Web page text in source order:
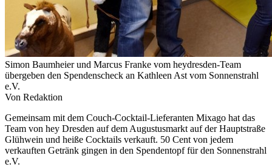
Simon Baumheier und Marcus Franke vom heydresden-Team
übergeben den Spendenscheck an Kathleen Ast vom Sonnenstrahl
e.V.
Von Redaktion
Gemeinsam mit dem Couch-Cocktail-Lieferanten Mixago hat das
Team von hey Dresden auf dem Augustusmarkt auf der Hauptstraße
Glühwein und heiße Cocktails verkauft. 50 Cent von jedem
verkauften Getränk gingen in den Spendentopf für den Sonnenstrahl
e.V.